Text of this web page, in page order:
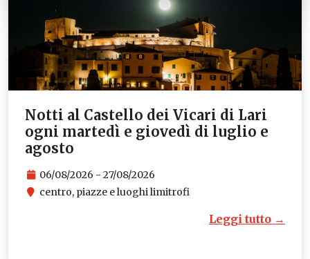
Notti al Castello dei Vicari di Lari
ogni martedì e giovedì di luglio e
agosto
06/08/2026 - 27/08/2026
centro, piazze e luoghi limitrofi
Leggi tutto →